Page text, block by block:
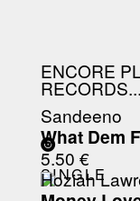
ENCORE
RECORDS...
SINGLE
Sandeeno
What Dem
5.50 €
Hoziah